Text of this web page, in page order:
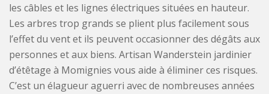
les câbles et les lignes électriques situées en hauteur.
Les arbres trop grands se plient plus facilement sous
l’effet du vent et ils peuvent occasionner des dégâts aux
personnes et aux biens. Artisan Wanderstein jardinier
d’étêtage à Momignies vous aide à éliminer ces risques.
C’est un élagueur aguerri avec de nombreuses années